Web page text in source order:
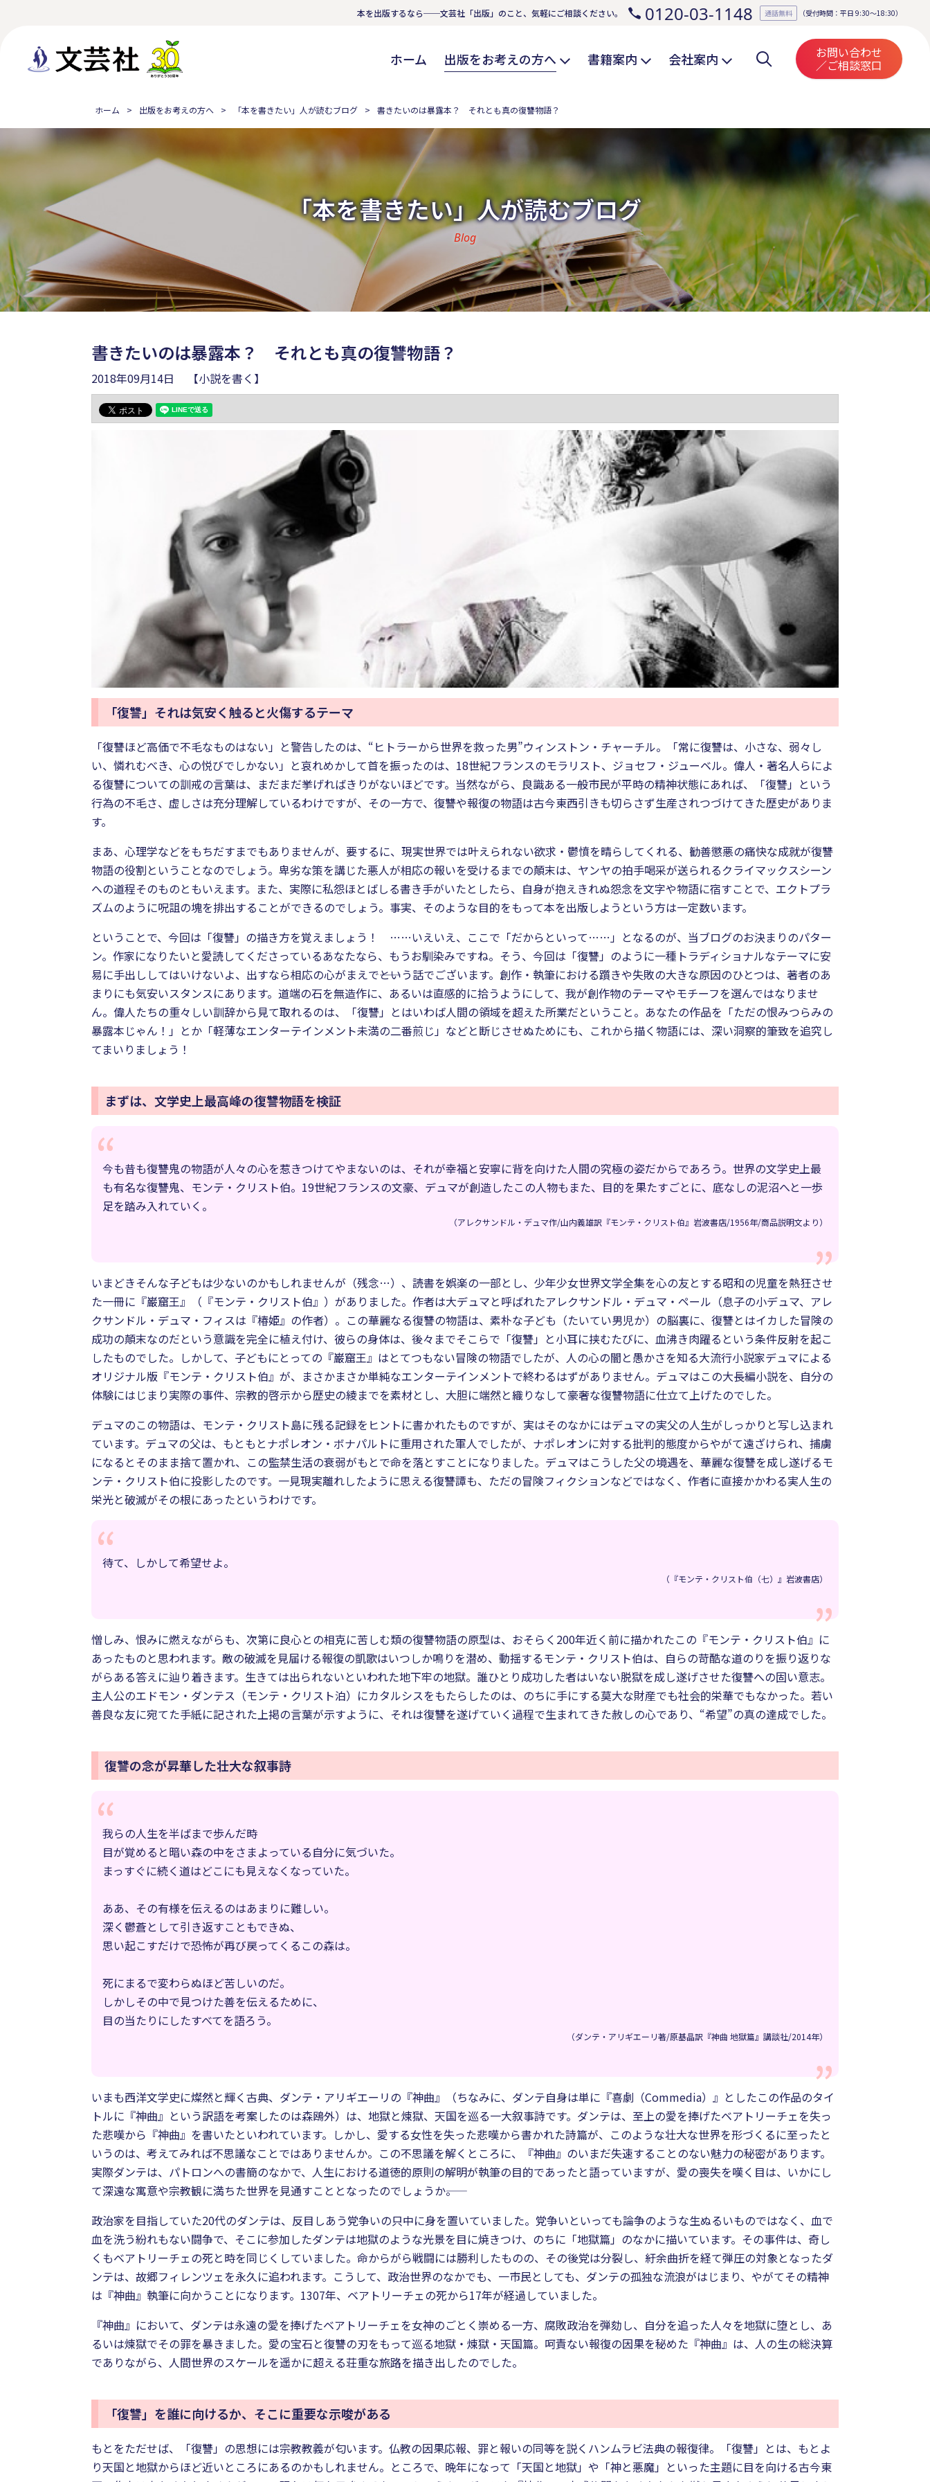
本を出版するなら──文芸社「出版」のこと、気軽にご相談ください。 0120-03-1148 通話無料 （受付時間：平日 9:30～18:30）
ホーム 出版をお考えの方へ 書籍案内 会社案内 お問い合わせ
／ご相談窓口
ホーム 出版をお考えの方へ 「本を書きたい」人が読むブログ 書きたいのは暴露本？ それとも真の復讐物語？
「本を書きたい」人が読むブログ
Blog
書きたいのは暴露本？ それとも真の復讐物語？
2018年09月14日 【小説を書く】
「復讐」それは気安く触ると火傷するテーマ
「復讐ほど高価で不毛なものはない」と警告したのは、“ヒトラーから世界を救った男”ウィンストン・チャーチル。「常に復讐は、小さな、弱々し
い、憐れむべき、心の悦びでしかない」と哀れめかして首を振ったのは、18世紀フランスのモラリスト、ジョセフ・ジューベル。偉人・著名人らによ
る復讐についての訓戒の言葉は、まだまだ挙げればきりがないほどです。当然ながら、良識ある一般市民が平時の精神状態にあれば、「復讐」という
行為の不毛さ、虚しさは充分理解しているわけですが、その一方で、復讐や報復の物語は古今東西引きも切らさず生産されつづけてきた歴史がありま
す。
まあ、心理学などをもちだすまでもありませんが、要するに、現実世界では叶えられない欲求・鬱憤を晴らしてくれる、勧善懲悪の痛快な成就が復讐
物語の役割ということなのでしょう。卑劣な策を講じた悪人が相応の報いを受けるまでの顛末は、ヤンヤの拍手喝采が送られるクライマックスシーン
への道程そのものともいえます。また、実際に私怨ほとばしる書き手がいたとしたら、自身が抱えきれぬ怨念を文字や物語に宿すことで、エクトプラ
ズムのように呪詛の塊を排出することができるのでしょう。事実、そのような目的をもって本を出版しようという方は一定数います。
ということで、今回は「復讐」の描き方を覚えましょう！ ……いえいえ、ここで「だからといって……」となるのが、当ブログのお決まりのパター
ン。作家になりたいと愛読してくださっているあなたなら、もうお馴染みですね。そう、今回は「復讐」のように一種トラディショナルなテーマに安
易に手出ししてはいけないよ、出すなら相応の心がまえで――という話でございます。創作・執筆における躓きや失敗の大きな原因のひとつは、著者のあ
まりにも気安いスタンスにあります。道端の石を無造作に、あるいは直感的に拾うようにして、我が創作物のテーマやモチーフを選んではなりませ
ん。偉人たちの重々しい訓辞から見て取れるのは、「復讐」とはいわば人間の領域を超えた所業だということ。あなたの作品を「ただの恨みつらみの
暴露本じゃん！」とか「軽薄なエンターテインメント未満の二番煎じ」などと断じさせぬためにも、これから描く物語には、深い洞察的筆致を追究し
てまいりましょう！
まずは、文学史上最高峰の復讐物語を検証
今も昔も復讐鬼の物語が人々の心を惹きつけてやまないのは、それが幸福と安寧に背を向けた人間の究極の姿だからであろう。世界の文学史上最
も有名な復讐鬼、モンテ・クリスト伯。19世紀フランスの文豪、デュマが創造したこの人物もまた、目的を果たすごとに、底なしの泥沼へと一歩
足を踏み入れていく。
（アレクサンドル・デュマ作/山内義雄訳『モンテ・クリスト伯』岩波書店/1956年/商品説明文より）
いまどきそんな子どもは少ないのかもしれませんが（残念…）、読書を娯楽の一部とし、少年少女世界文学全集を心の友とする昭和の児童を熱狂させ
た一冊に『巌窟王』（『モンテ・クリスト伯』）がありました。作者は大デュマと呼ばれたアレクサンドル・デュマ・ペール（息子の小デュマ、アレ
クサンドル・デュマ・フィスは『椿姫』の作者）。この華麗なる復讐の物語は、素朴な子ども（たいてい男児か）の脳裏に、復讐とはイカした冒険の
成功の顛末なのだという意識を完全に植え付け、彼らの身体は、後々までそこらで「復讐」と小耳に挟むたびに、血沸き肉躍るという条件反射を起こ
したものでした。しかして、子どもにとっての『巌窟王』はとてつもない冒険の物語でしたが、人の心の闇と愚かさを知る大流行小説家デュマによる
オリジナル版『モンテ・クリスト伯』が、まさかまさか単純なエンターテインメントで終わるはずがありません。デュマはこの大長編小説を、自分の
体験にはじまり実際の事件、宗教的啓示から歴史の綾までを素材とし、大胆に端然と織りなして豪奢な復讐物語に仕立て上げたのでした。
デュマのこの物語は、モンテ・クリスト島に残る記録をヒントに書かれたものですが、実はそのなかにはデュマの実父の人生がしっかりと写し込まれ
ています。デュマの父は、もともとナポレオン・ボナパルトに重用された軍人でしたが、ナポレオンに対する批判的態度からやがて遠ざけられ、捕虜
になるとそのまま捨て置かれ、この監禁生活の衰弱がもとで命を落とすことになりました。デュマはこうした父の境遇を、華麗な復讐を成し遂げるモ
ンテ・クリスト伯に投影したのです。一見現実離れしたように思える復讐譚も、ただの冒険フィクションなどではなく、作者に直接かかわる実人生の
栄光と破滅がその根にあったというわけです。
待て、しかして希望せよ。
（『モンテ・クリスト伯（七）』岩波書店）
憎しみ、恨みに燃えながらも、次第に良心との相克に苦しむ類の復讐物語の原型は、おそらく200年近く前に描かれたこの『モンテ・クリスト伯』に
あったものと思われます。敵の破滅を見届ける報復の凱歌はいつしか鳴りを潜め、動揺するモンテ・クリスト伯は、自らの苛酷な道のりを振り返りな
がらある答えに辿り着きます。生きては出られないといわれた地下牢の地獄。誰ひとり成功した者はいない脱獄を成し遂げさせた復讐への固い意志。
主人公のエドモン・ダンテス（モンテ・クリスト泊）にカタルシスをもたらしたのは、のちに手にする莫大な財産でも社会的栄華でもなかった。若い
善良な友に宛てた手紙に記された上掲の言葉が示すように、それは復讐を遂げていく過程で生まれてきた赦しの心であり、“希望”の真の達成でした。
復讐の念が昇華した壮大な叙事詩
我らの人生を半ばまで歩んだ時
目が覚めると暗い森の中をさまよっている自分に気づいた。
まっすぐに続く道はどこにも見えなくなっていた。
ああ、その有様を伝えるのはあまりに難しい。
深く鬱蒼として引き返すこともできぬ、
思い起こすだけで恐怖が再び戻ってくるこの森は。
死にまるで変わらぬほど苦しいのだ。
しかしその中で見つけた善を伝えるために、
目の当たりにしたすべてを語ろう。
（ダンテ・アリギエーリ著/原基晶訳『神曲 地獄篇』講談社/2014年）
いまも西洋文学史に燦然と輝く古典、ダンテ・アリギエーリの『神曲』（ちなみに、ダンテ自身は単に『喜劇（Commedia）』としたこの作品のタイ
トルに『神曲』という訳語を考案したのは森鴎外）は、地獄と煉獄、天国を巡る一大叙事詩です。ダンテは、至上の愛を捧げたベアトリーチェを失っ
た悲嘆から『神曲』を書いたといわれています。しかし、愛する女性を失った悲嘆から書かれた詩篇が、このような壮大な世界を形づくるに至ったと
いうのは、考えてみれば不思議なことではありませんか。この不思議を解くところに、『神曲』のいまだ失速することのない魅力の秘密があります。
実際ダンテは、パトロンへの書簡のなかで、人生における道徳的原則の解明が執筆の目的であったと語っていますが、愛の喪失を嘆く目は、いかにし
て深遠な寓意や宗教観に満ちた世界を見通すこととなったのでしょうか――。
政治家を目指していた20代のダンテは、反目しあう党争いの只中に身を置いていました。党争いといっても論争のような生ぬるいものではなく、血で
血を洗う紛れもない闘争で、そこに参加したダンテは地獄のような光景を目に焼きつけ、のちに「地獄篇」のなかに描いています。その事件は、奇し
くもベアトリーチェの死と時を同じくしていました。命からがら戦闘には勝利したものの、その後党は分裂し、紆余曲折を経て弾圧の対象となったダ
ンテは、故郷フィレンツェを永久に追われます。こうして、政治世界のなかでも、一市民としても、ダンテの孤独な流浪がはじまり、やがてその精神
は『神曲』執筆に向かうことになります。1307年、ベアトリーチェの死から17年が経過していました。
『神曲』において、ダンテは永遠の愛を捧げたベアトリーチェを女神のごとく崇める一方、腐敗政治を弾劾し、自分を追った人々を地獄に堕とし、あ
るいは煉獄でその罪を暴きました。愛の宝石と復讐の刃をもって巡る地獄・煉獄・天国篇。呵責ない報復の因果を秘めた『神曲』は、人の生の総決算
でありながら、人間世界のスケールを遥かに超える荘重な旅路を描き出したのでした。
「復讐」を誰に向けるか、そこに重要な示唆がある
もとをただせば、「復讐」の思想には宗教教義が匂います。仏教の因果応報、罪と報いの同等を説くハンムラビ法典の報復律。「復讐」とは、もとよ
り天国と地獄からほど近いところにあるのかもしれません。ところで、晩年になって「天国と地獄」や「神と悪魔」といった主題に目を向ける古今東